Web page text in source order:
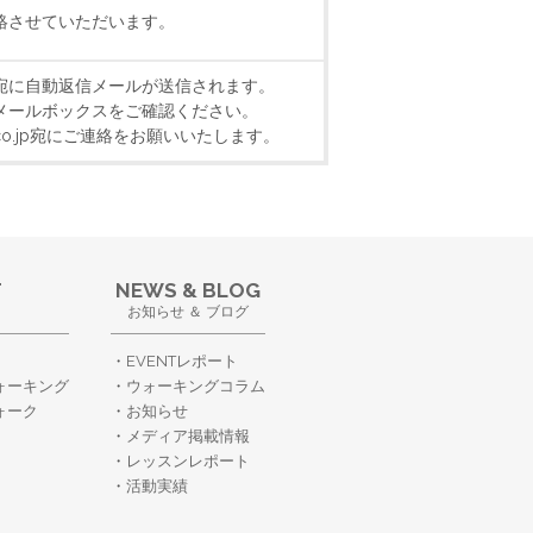
せていただいます。
自動返信メールが送信されます。
ルボックスをご確認ください。
宛にご連絡をお願いいたします。
ーキング
ーク
NEWS & BLOG
お知らせ ＆ ブログ
EVENTレポート
ウォーキングコラム
お知らせ
メディア掲載情報
レッスンレポート
活動実績